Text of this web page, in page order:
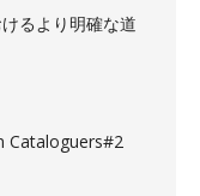
るより明確な道
Cataloguers#2